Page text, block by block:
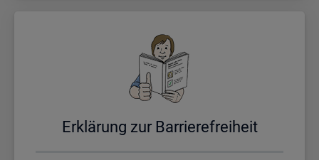
Er­klä­rung zur Bar­rie­re­frei­heit